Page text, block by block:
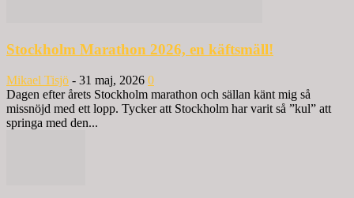
Stockholm Marathon 2026, en käftsmäll!
Mikael Tisjö - 31 maj, 2026 0
Dagen efter årets Stockholm marathon och sällan känt mig så
missnöjd med ett lopp. Tycker att Stockholm har varit så ”kul” att
springa med den...